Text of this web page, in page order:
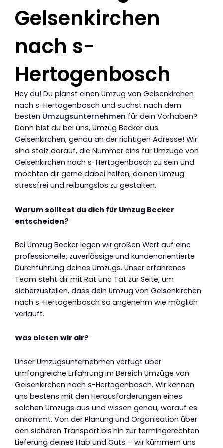
Gelsenkirchen
nach s-
Hertogenbosch
Hey du! Du planst einen Umzug von Gelsenkirchen
nach s-Hertogenbosch und suchst nach dem
besten Umzugsunternehmen für dein Vorhaben?
Dann bist du bei uns, Umzug Becker aus
Gelsenkirchen, genau an der richtigen Adresse! Wir
sind stolz darauf, die Nummer eins für Umzüge von
Gelsenkirchen nach s-Hertogenbosch zu sein und
möchten dir gerne dabei helfen, deinen Umzug
stressfrei und reibungslos zu gestalten.
Warum solltest du dich für Umzug Becker
entscheiden?
Bei Umzug Becker legen wir großen Wert auf eine
professionelle, zuverlässige und kundenorientierte
Durchführung deines Umzugs. Unser erfahrenes
Team steht dir mit Rat und Tat zur Seite, um
sicherzustellen, dass dein Umzug von Gelsenkirchen
nach s-Hertogenbosch so angenehm wie möglich
verläuft.
Was bieten wir dir?
Unser Umzugsunternehmen verfügt über
umfangreiche Erfahrung im Bereich Umzüge von
Gelsenkirchen nach s-Hertogenbosch. Wir kennen
uns bestens mit den Herausforderungen eines
solchen Umzugs aus und wissen genau, worauf es
ankommt. Von der Planung und Organisation über
den sicheren Transport bis hin zur termingerechten
Lieferung deines Hab und Guts – wir kümmern uns